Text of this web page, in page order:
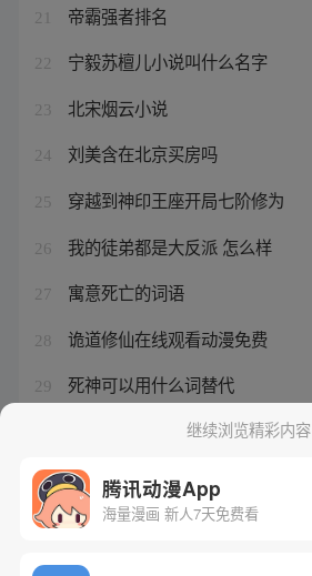
21 帝霸强者排名
22 宁毅苏檀儿小说叫什么名字
23 北宋烟云小说
24 刘美含在北京买房吗
25 穿越到神印王座开局七阶修为
26 我的徒弟都是大反派 怎么样
27 寓意死亡的词语
28 诡道修仙在线观看动漫免费
29 死神可以用什么词替代
动漫吞噬星空等级划分继续浏览精彩内容
腾讯动漫App
海量漫画 新人7天免费看